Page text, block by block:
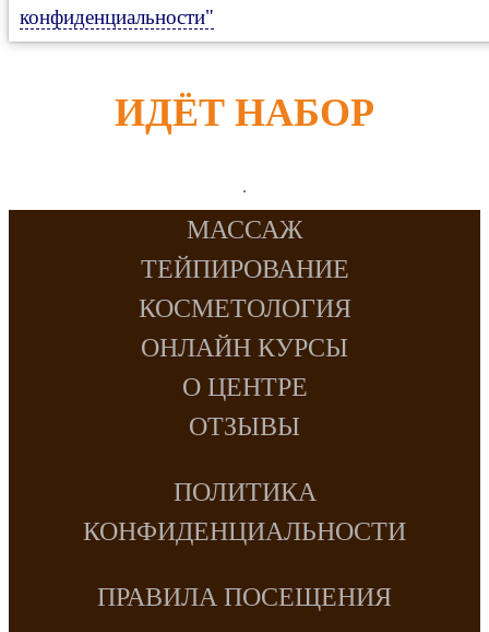
конфиденциальности"
ИДЁТ НАБОР
МАССАЖ
ТЕЙПИРОВАНИЕ
КОСМЕТОЛОГИЯ
ОНЛАЙН КУРСЫ
О ЦЕНТРЕ
ОТЗЫВЫ
ПОЛИТИКА
КОНФИДЕНЦИАЛЬНОСТИ
ПРАВИЛА ПОСЕЩЕНИЯ